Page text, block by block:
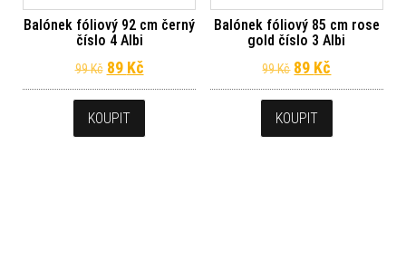
Balónek fóliový 92 cm černý
číslo 4 Albi
99Kč Původní cena byla: 99 Kč.
89 KčAktuální cena je: 89 Kč.
KOUPIT
Balónek fóliový 85 cm rose
gold číslo 3 Albi
99Kč Původní cena
89 Kč
KOUPIT